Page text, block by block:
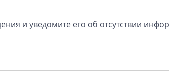
и уведомите его об отсутствии